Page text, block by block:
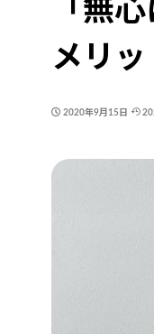
「無
メリ
2020年9月15日